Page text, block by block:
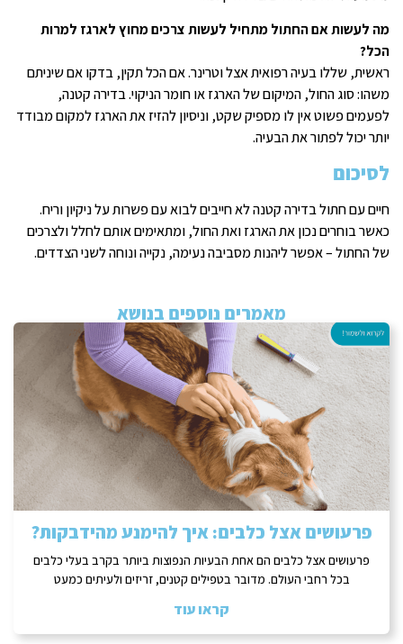
מה לעשות אם החתול מתחיל לעשות צרכים מחוץ לארגז למרות
הכל?
ראשית, שללו בעיה רפואית אצל וטרינר. אם הכל תקין, בדקו אם שיניתם
משהו: סוג החול, המיקום של הארגז או חומר הניקוי. בדירה קטנה,
לפעמים פשוט אין לו מספיק שקט, וניסיון להזיז את הארגז למקום מבודד
יותר יכול לפתור את הבעיה.
לסיכום
חיים עם חתול בדירה קטנה לא חייבים לבוא עם פשרות על ניקיון וריח.
כאשר בוחרים נכון את הארגז ואת החול, ומתאימים אותם לחלל ולצרכים
של החתול – אפשר ליהנות מסביבה נעימה, נקייה ונוחה לשני הצדדים.
מאמרים נוספים בנושא
פרעושים אצל כלבים: איך להימנע מהידבקות?
פרעושים אצל כלבים הם אחת הבעיות הנפוצות ביותר בקרב בעלי כלבים
בכל רחבי העולם. מדובר בטפילים קטנים, זריזים ולעיתים כמעט
קראו עוד